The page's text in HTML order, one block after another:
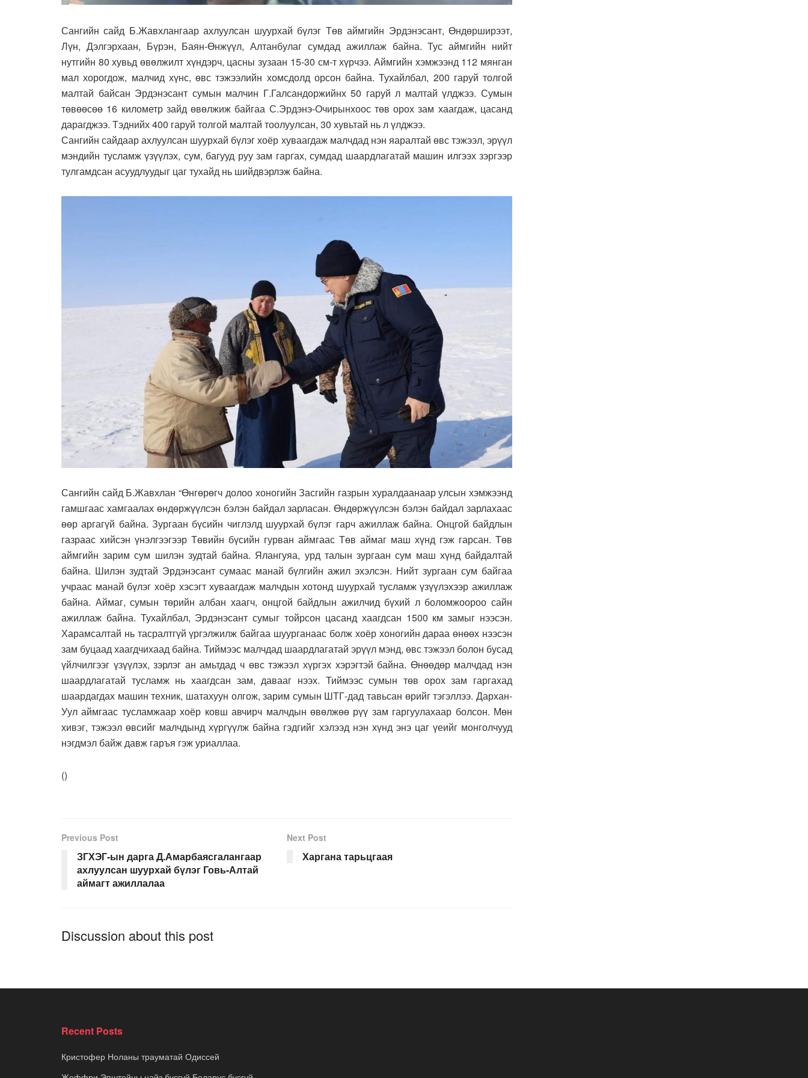
Сангийн сайд Б.Жавхлангаар ахлуулсан шуурхай бүлэг Төв аймгийн Эрдэнэсант, Өндөрширээт,
Лүн, Дэлгэрхаан, Бүрэн, Баян-Өнжүүл, Алтанбулаг сумдад ажиллаж байна. Тус аймгийн нийт
нутгийн 80 хувьд өвөлжилт хүндэрч, цасны зузаан 15-30 см-т хүрчээ. Аймгийн хэмжээнд 112 мянган
мал хорогдож, малчид хүнс, өвс тэжээлийн хомсдолд орсон байна. Тухайлбал, 200 гаруй толгой
малтай байсан Эрдэнэсант сумын малчин Г.Галсандоржийнх 50 гаруй л малтай үлджээ. Сумын
төвөөсөө 16 километр зайд өвөлжиж байгаа С.Эрдэнэ-Очирынхоос төв орох зам хаагдаж, цасанд
дарагджээ. Тэднийх 400 гаруй толгой малтай тоолуулсан, 30 хувьтай нь л үлджээ.
Сангийн сайдаар ахлуулсан шуурхай бүлэг хоёр хуваагдаж малчдад нэн яаралтай өвс тэжээл, эрүүл
мэндийн тусламж үзүүлэх, сум, багууд руу зам гаргах, сумдад шаардлагатай машин илгээх зэргээр
тулгамдсан асуудлуудыг цаг тухайд нь шийдвэрлэж байна.
Сангийн сайд Б.Жавхлан “Өнгөрөгч долоо хоногийн Засгийн газрын хуралдаанаар улсын хэмжээнд
гамшгаас хамгаалах өндөржүүлсэн бэлэн байдал зарласан. Өндөржүүлсэн бэлэн байдал зарлахаас
өөр аргагүй байна. Зургаан бүсийн чиглэлд шуурхай бүлэг гарч ажиллаж байна. Онцгой байдлын
газраас хийсэн үнэлгээгээр Төвийн бүсийн гурван аймгаас Төв аймаг маш хүнд гэж гарсан. Төв
аймгийн зарим сум шилэн зудтай байна. Ялангуяа, урд талын зургаан сум маш хүнд байдалтай
байна. Шилэн зудтай Эрдэнэсант сумаас манай бүлгийн ажил эхэлсэн. Нийт зургаан сум байгаа
учраас манай бүлэг хоёр хэсэгт хуваагдаж малчдын хотонд шуурхай тусламж үзүүлэхээр ажиллаж
байна. Аймаг, сумын төрийн албан хаагч, онцгой байдлын ажилчид бүхий л боломжоороо сайн
ажиллаж байна. Тухайлбал, Эрдэнэсант сумыг тойрсон цасанд хаагдсан 1500 км замыг нээсэн.
Харамсалтай нь тасралтгүй үргэлжилж байгаа шуурганаас болж хоёр хоногийн дараа өнөөх нээсэн
зам буцаад хаагдчихаад байна. Тиймээс малчдад шаардлагатай эрүүл мэнд, өвс тэжээл болон бусад
үйлчилгээг үзүүлэх, зэрлэг ан амьтдад ч өвс тэжээл хүргэх хэрэгтэй байна. Өнөөдөр малчдад нэн
шаардлагатай тусламж нь хаагдсан зам, давааг нээх. Тиймээс сумын төв орох зам гаргахад
шаардагдах машин техник, шатахуун олгож, зарим сумын ШТГ-дад тавьсан өрийг тэгэллээ. Дархан-
Уул аймгаас тусламжаар хоёр ковш авчирч малчдын өвөлжөө рүү зам гаргуулахаар болсон. Мөн
хивэг, тэжээл өвсийг малчдынд хүргүүлж байна гэдгийг хэлээд нэн хүнд энэ цаг үеийг монголчууд
нэгдмэл байж давж гаръя гэж уриаллаа.
()
Previous Post
ЗГХЭГ-ын дарга Д.Амарбаясгалангаар
ахлуулсан шуурхай бүлэг Говь-Алтай
аймагт ажиллалаа
Next Post
Харгана тарьцгаая
Discussion about this post
Recent Posts
Кристофер Ноланы трауматай Одиссей